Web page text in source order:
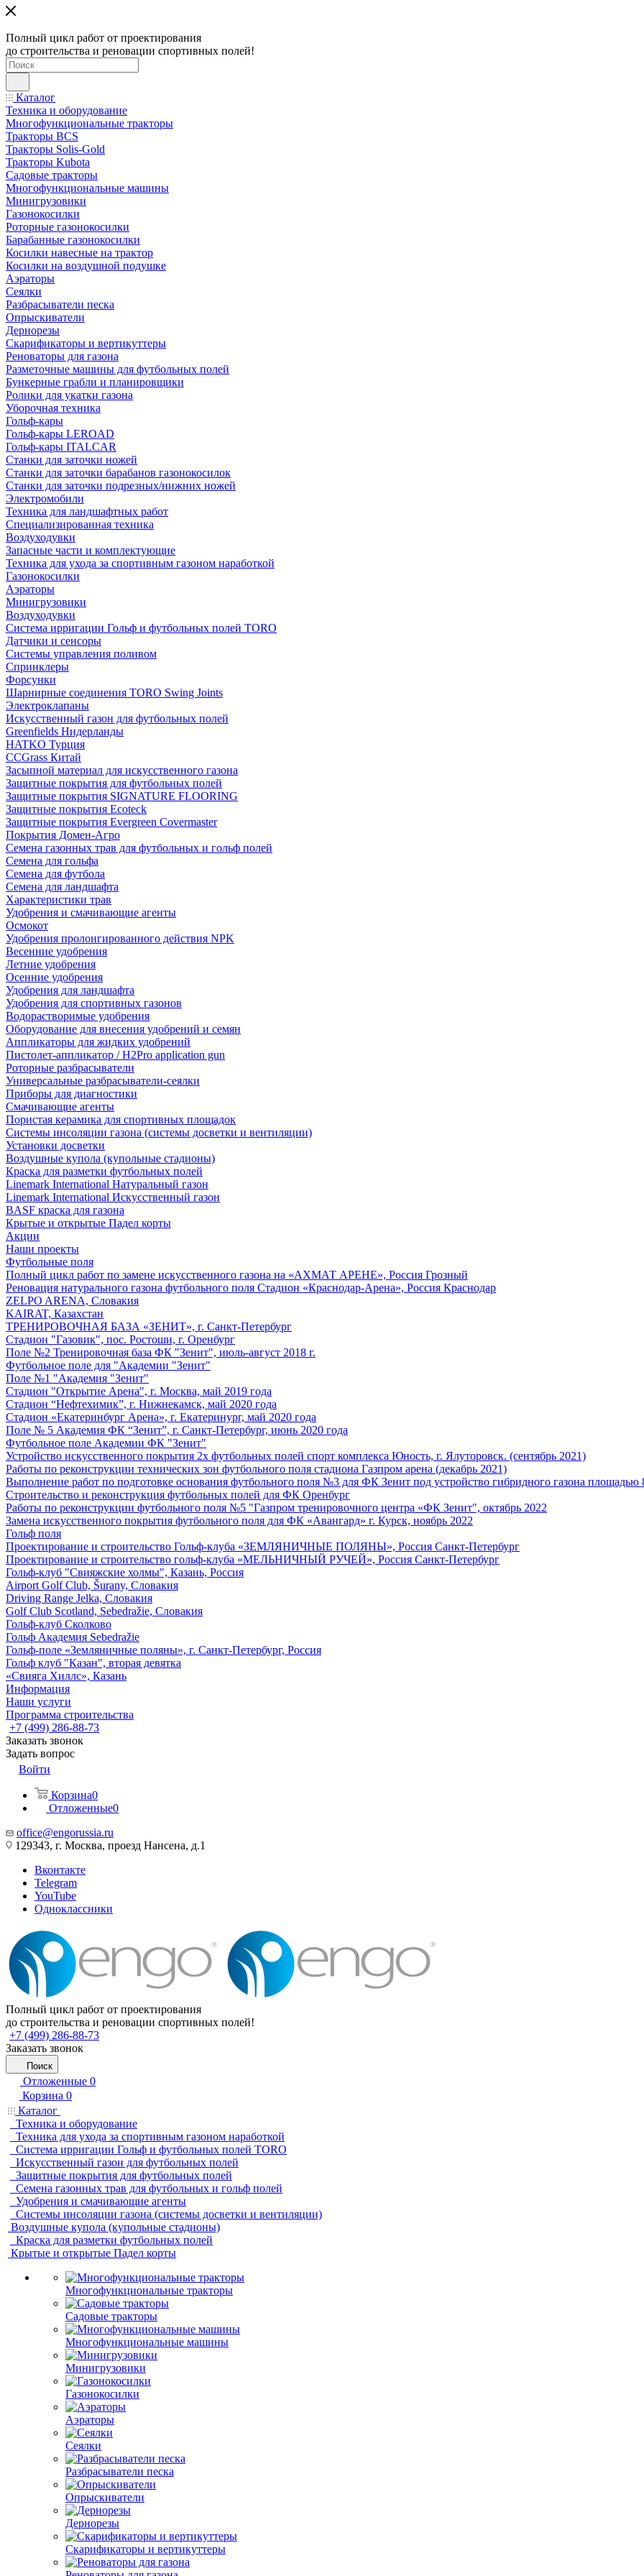
Полный цикл работ от проектирования
до строительства и реновации спортивных полей!
Каталог
Техника и оборудование
Многофункциональные тракторы
Тракторы BCS
Тракторы Solis-Gold
Тракторы Kubota
Садовые тракторы
Многофункциональные машины
Минигрузовики
Газонокосилки
Роторные газонокосилки
Барабанные газонокосилки
Косилки навесные на трактор
Косилки на воздушной подушке
Аэраторы
Сеялки
Разбрасыватели песка
Опрыскиватели
Дернорезы
Скарификаторы и вертикуттеры
Реноваторы для газона
Разметочные машины для футбольных полей
Бункерные грабли и планировщики
Ролики для укатки газона
Уборочная техника
Гольф-кары
Гольф-кары LEROAD
Гольф-кары ITALCAR
Станки для заточки ножей
Станки для заточки барабанов газонокосилок
Станки для заточки подрезных/нижних ножей
Электромобили
Техника для ландшафтных работ
Специализированная техника
Воздуходувки
Запасные части и комплектующие
Техника для ухода за спортивным газоном наработкой
Газонокосилки
Аэраторы
Минигрузовики
Воздуходувки
Система ирригации Гольф и футбольных полей TORO
Датчики и сенсоры
Системы управления поливом
Спринклеры
Форсунки
Шарнирные соединения TORO Swing Joints
Электроклапаны
Искусственный газон для футбольных полей
Greenfields Нидерланды
HATKO Турция
CCGrass Китай
Засыпной материал для искусственного газона
Защитные покрытия для футбольных полей
Защитные покрытия SIGNATURE FLOORING
Защитные покрытия Ecoteck
Защитные покрытия Evergreen Covermaster
Покрытия Домен-Агро
Семена газонных трав для футбольных и гольф полей
Семена для гольфа
Семена для футбола
Семена для ландшафта
Характеристики трав
Удобрения и смачивающие агенты
Осмокот
Удобрения пролонгированного действия NPK
Весенние удобрения
Летние удобрения
Осенние удобрения
Удобрения для ландшафта
Удобрения для спортивных газонов
Водорастворимые удобрения
Оборудование для внесения удобрений и семян
Аппликаторы для жидких удобрений
Пистолет-аппликатор / H2Pro application gun
Роторные разбрасыватели
Универсальные разбрасыватели-сеялки
Приборы для диагностики
Смачивающие агенты
Пористая керамика для спортивных площадок
Системы инсоляции газона (системы досветки и вентиляции)
Установки досветки
Воздушные купола (купольные стадионы)
Краска для разметки футбольных полей
Linemark International Натуральный газон
Linemark International Искусственный газон
BASF краска для газона
Крытые и открытые Падел корты
Акции
Наши проекты
Футбольные поля
Полный цикл работ по замене искусственного газона на «АХМАТ АРЕНЕ», Россия Грозный
Реновация натурального газона футбольного поля Стадион «Краснодар-Арена», Россия Краснодар
ZELPO ARENA, Словакия
KAIRAT, Казахстан
ТРЕНИРОВОЧНАЯ БАЗА «ЗЕНИТ», г. Санкт-Петербург
Стадион "Газовик", пос. Ростоши, г. Оренбург
Поле №2 Тренировочная база ФК "Зенит", июль-август 2018 г.
Футбольное поле для "Академии "Зенит"
Поле №1 "Академия "Зенит"
Стадион "Открытие Арена", г. Москва, май 2019 года
Стадион “Нефтехимик”, г. Нижнекамск, май 2020 года
Стадион «Екатеринбург Арена», г. Екатеринург, май 2020 года
Поле № 5 Академия ФК “Зенит”, г. Санкт-Петербург, июнь 2020 года
Футбольное поле Академии ФК "Зенит"
Устройство искусственного покрытия 2х футбольных полей спорт комплекса Юность, г. Ялуторовск. (сентябрь 2021)
Работы по реконструкции технических зон футбольного поля стадиона Газпром арена (декабрь 2021)
Выполнение работ по подготовке основания футбольного поля №3 для ФК Зенит под устройство гибридного газона
Строительство и реконструкция футбольных полей для ФК Оренбург
Работы по реконструкции футбольного поля №5 "Газпром тренировочного центра «ФК Зенит", октябрь 2022
Замена искусственного покрытия футбольного поля для ФК «Авангард» г. Курск, ноябрь 2022
Гольф поля
Проектирование и строительство Гольф-клуба «ЗЕМЛЯНИЧНЫЕ ПОЛЯНЫ», Россия Санкт-Петербург
Проектирование и строительство гольф-клуба «МЕЛЬНИЧНЫЙ РУЧЕЙ», Россия Санкт-Петербург
Гольф-клуб "Свияжские холмы", Казань, Россия
Airport Golf Club, Šurany, Словакия
Driving Range Jelka, Словакия
Golf Club Scotland, Sebedražie, Словакия
Гольф-клуб Сколково
Гольф Академия Sebedražie
Гольф-поле «Земляничные поляны», г. Санкт-Петербург, Россия
Гольф клуб "Казан", вторая девятка
«Свияга Хиллс», Казань
Информация
Наши услуги
Программа строительства
+7 (499) 286-88-73
Заказать звонок
Задать вопрос
Войти
Корзина0
Отложенные0
office@engorussia.ru
129343, г. Москва, проезд Нансена, д.1
Вконтакте
Telegram
YouTube
Одноклассники
Полный цикл работ от проектирования
до строительства и реновации спортивных полей!
+7 (499) 286-88-73
Заказать звонок
Поиск
Отложенные 0
Корзина 0
Каталог
Техника и оборудование
Техника для ухода за спортивным газоном наработкой
Система ирригации Гольф и футбольных полей TORO
Искусственный газон для футбольных полей
Защитные покрытия для футбольных полей
Семена газонных трав для футбольных и гольф полей
Удобрения и смачивающие агенты
Системы инсоляции газона (системы досветки и вентиляции)
Воздушные купола (купольные стадионы)
Краска для разметки футбольных полей
Крытые и открытые Падел корты
Многофункциональные тракторы
Садовые тракторы
Многофункциональные машины
Минигрузовики
Газонокосилки
Аэраторы
Сеялки
Разбрасыватели песка
Опрыскиватели
Дернорезы
Скарификаторы и вертикуттеры